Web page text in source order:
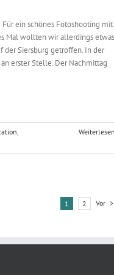
ein schönes Fotoshooting mit
Mal wollten wir allerdings etwas
der Siersburg getroffen. In der
erster Stelle. Der Nachmittag
,
1 2 Vor